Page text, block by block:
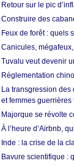
Retour sur le pic
Construire des
Feux de forêt : quels
Canicules,
Tuvalu veut devenir
Réglementation
La transgression
et femmes guerrières
Majorque se révolte
À l’heure d’Airbnb,
Inde : la crise de la
Bavure scientifique :